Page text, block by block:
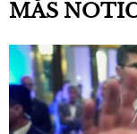
MÁS